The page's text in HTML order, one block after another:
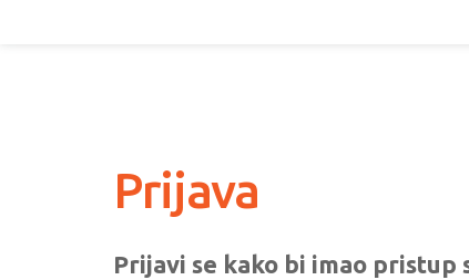
Prijava
Prijavi se kako bi imao